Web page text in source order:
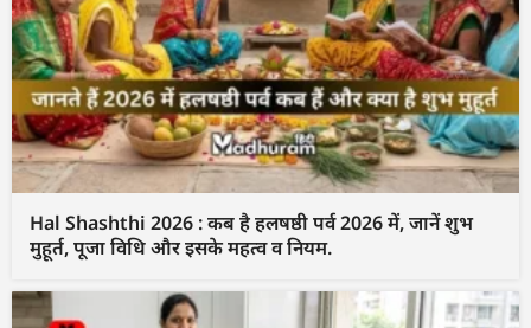
Hal Shashthi 2026 : कब है हलषष्ठी पर्व 2026 में, जानें शुभ
मुहूर्त, पूजा विधि और इसके महत्व व नियम.